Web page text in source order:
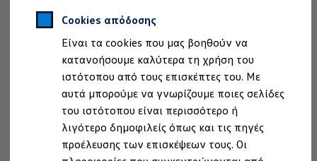
Cookies απόδοσης
Είναι τα cookies που μας βοηθούν να
κατανοήσουμε καλύτερα τη χρήση του
ιστότοπου από τους επισκέπτες του. Με
αυτά μπορούμε να γνωρίζουμε ποιες σελίδες
του ιστότοπου είναι περισσότερο ή
λιγότερο δημοφιλείς όπως και τις πηγές
προέλευσης των επισκέψεων τους. Οι
Χρηματοδότηση και Leasing
Volkswagen Easy Living
Χρηματοδότηση Auto Credit
Χρηματοδότηση Classic Credit
Καινοτόμες Τεχνολογίες
Ιδιοκτήτες και υπηρεσίες After Sales
myVolkswagen
Service και γνήσια ανταλλακτικά
Επιθεώρηση & ΚΤΕΟ
Επισκευές & έλεγχοι
Λιπαντικά κινητήρα και υγρά
Τροχοί και ελαστικά